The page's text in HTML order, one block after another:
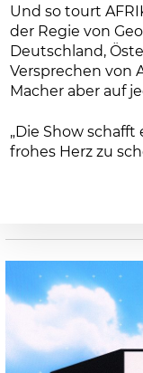
Und so tourt
der Regie von
Deutschland,
Versprechen von
Macher aber auf
„Die Show schafft
frohes Herz zu